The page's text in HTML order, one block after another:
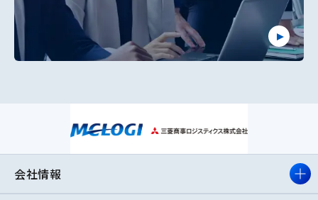
会社情報